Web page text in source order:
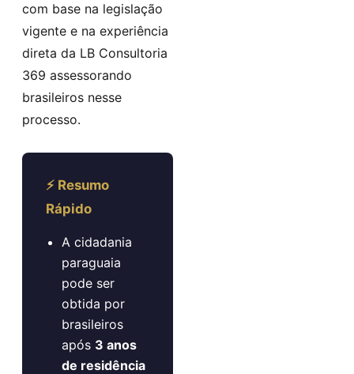
com base na legislação
vigente e na experiência
direta da LB Consultoria
369 assessorando
brasileiros nesse
processo.
⚡ Resumo
Rápido
A cidadania
paraguaia
pode ser
obtida por
brasileiros
após 3 anos
de residência